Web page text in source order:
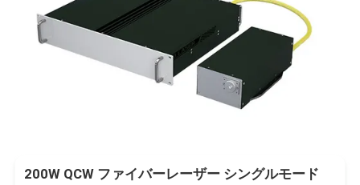
200W QCW ファイバーレーザー シングルモード